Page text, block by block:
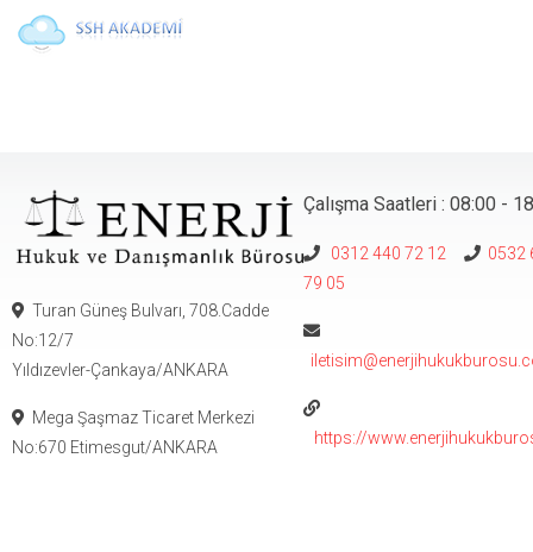
Turan Güneş Bulvarı, 708.Cadde
No:12/7
Yıldızevler-Çankaya/ANKARA
Mega Şaşmaz Ticaret Merkezi
No:670 Etimesgut/ANKARA
Çalışma Saatleri : 08:00 -
0312 440 72 12
0532
79 05
https://